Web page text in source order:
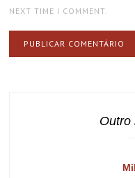
NEXT TIME I COMMENT.
Outro